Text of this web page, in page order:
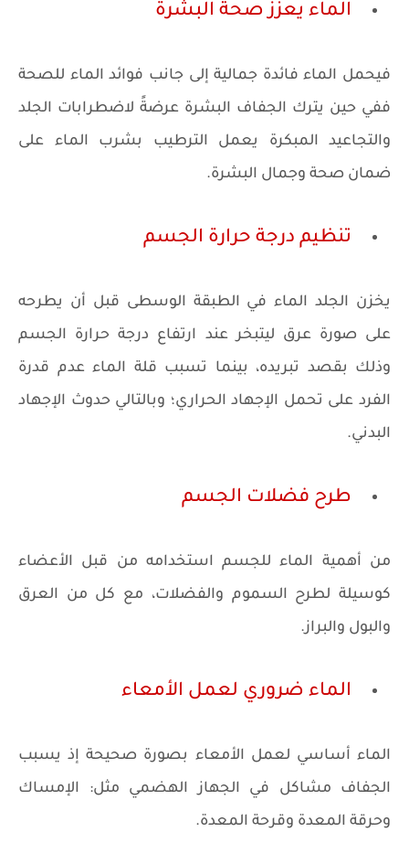
الماء يعزز صحة البشرة
فيحمل الماء فائدة جمالية إلى جانب فوائد الماء للصحة
ففي حين يترك الجفاف البشرة عرضةً لاضطرابات الجلد
والتجاعيد المبكرة يعمل الترطيب بشرب الماء على
ضمان صحة وجمال البشرة.
تنظيم درجة حرارة الجسم
يخزن الجلد الماء في الطبقة الوسطى قبل أن يطرحه
على صورة عرق ليتبخر عند ارتفاع درجة حرارة الجسم
وذلك بقصد تبريده، بينما تسبب قلة الماء عدم قدرة
الفرد على تحمل الإجهاد الحراري؛ وبالتالي حدوث الإجهاد
البدني.
طرح فضلات الجسم
من أهمية الماء للجسم استخدامه من قبل الأعضاء
كوسيلة لطرح السموم والفضلات، مع كل من العرق
والبول والبراز.
الماء ضروري لعمل الأمعاء
الماء أساسي لعمل الأمعاء بصورة صحيحة إذ يسبب
الجفاف مشاكل في الجهاز الهضمي مثل: الإمساك
وحرقة المعدة وقرحة المعدة.